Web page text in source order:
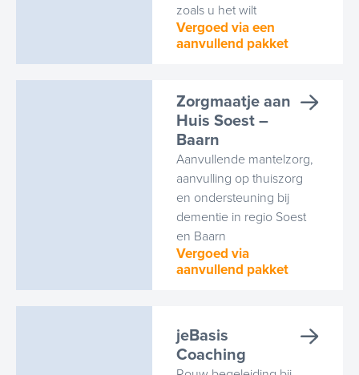
zoals u het wilt
Vergoed via een
aanvullend pakket
Zorgmaatje aan
Huis Soest –
Baarn
Aanvullende mantelzorg,
aanvulling op thuiszorg
en ondersteuning bij
dementie in regio Soest
en Baarn
Vergoed via
aanvullend pakket
jeBasis
Coaching